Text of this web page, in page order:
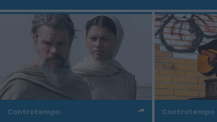
Controtempo Controtempo